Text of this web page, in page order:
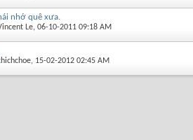
nhớ quê xưa.
Le, 06-10-2011 09:18 AM
, 15-02-2012 02:45 AM